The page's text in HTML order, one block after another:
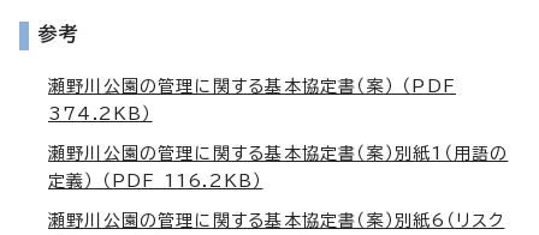
参考
瀬野川公園の管理に関する基本協定書（案） （PDF
374.2KB）
瀬野川公園の管理に関する基本協定書（案）別紙1（用語の
定義） （PDF 116.2KB）
瀬野川公園の管理に関する基本協定書（案）別紙6（リスク